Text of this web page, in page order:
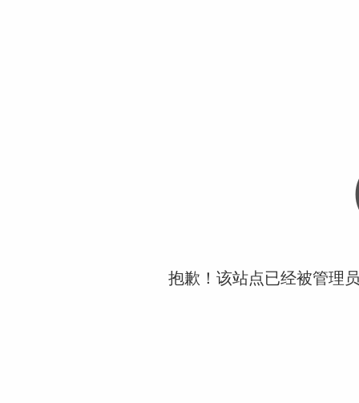
抱歉！该站点已经被管理